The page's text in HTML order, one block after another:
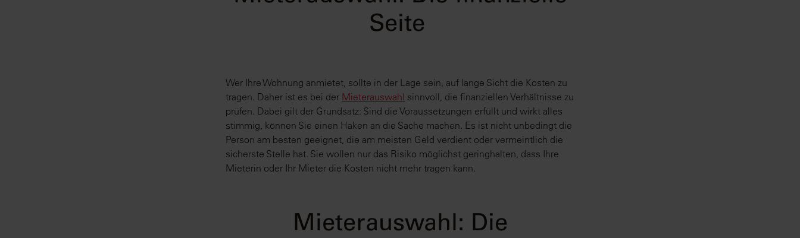
Seite
Wer Ihre Wohnung anmietet, sollte in der Lage sein, auf lange Sicht die Kosten zu
tragen. Daher ist es bei der Mieterauswahl sinnvoll, die finanziellen Verhältnisse zu
prüfen. Dabei gilt der Grundsatz: Sind die Voraussetzungen erfüllt und wirkt alles
stimmig, können Sie einen Haken an die Sache machen. Es ist nicht unbedingt die
Person am besten geeignet, die am meisten Geld verdient oder vermeintlich die
sicherste Stelle hat. Sie wollen nur das Risiko möglichst geringhalten, dass Ihre
Mieterin oder Ihr Mieter die Kosten nicht mehr tragen kann.
Mieterauswahl: Die